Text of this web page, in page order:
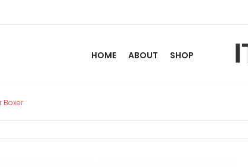
HOME ABOUT SHOP
Boxer